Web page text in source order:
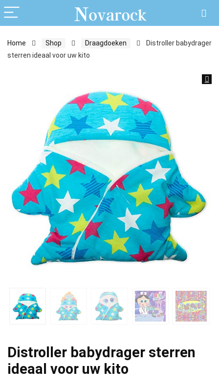
Home Shop Draagdoeken
Distroller babydrager
sterren ideaal voor uw kito
Distroller babydrager sterren
ideaal voor uw kito